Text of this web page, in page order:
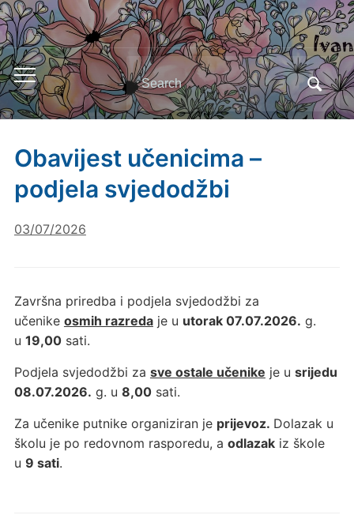
Toggle
mobile
menu
Search
for:
Obavijest učenicima –
podjela svjedodžbi
03/07/2026
Završna priredba i podjela svjedodžbi za
učenike osmih razredaje u utorak 07.07.2026. g.
u 19,00sati.
Podjela svjedodžbi za sve ostale učenike je u srijedu
08.07.2026. g. u 8,00sati.
Za učenike putnike organiziran je prijevoz. Dolazak u
školu je po redovnom rasporedu, a odlazakiz škole
u 9 sati.